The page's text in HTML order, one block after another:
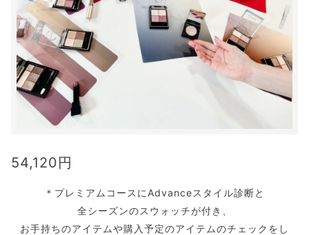
54,120円
＊プレミアムコースにAdvanceスタイル診断と
全シーズンのスウォッチが付き、
お手持ちのアイテムや購入予定のアイテムのチェックをし